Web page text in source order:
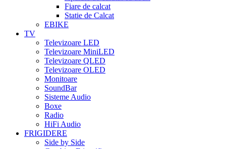
Fiare de calcat
Statie de Calcat
EBIKE
TV
Televizoare LED
Televizoare MiniLED
Televizoare QLED
Televizoare OLED
Monitoare
SoundBar
Sisteme Audio
Boxe
Radio
HiFi Audio
FRIGIDERE
Side by Side